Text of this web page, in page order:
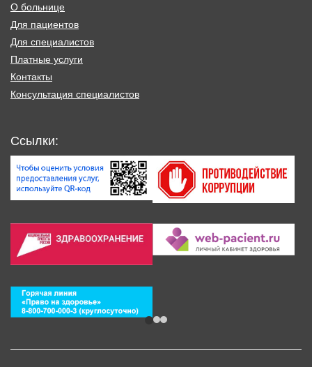
О больнице
Для пациентов
Для специалистов
Платные услуги
Контакты
Консультация специалистов
Ссылки: